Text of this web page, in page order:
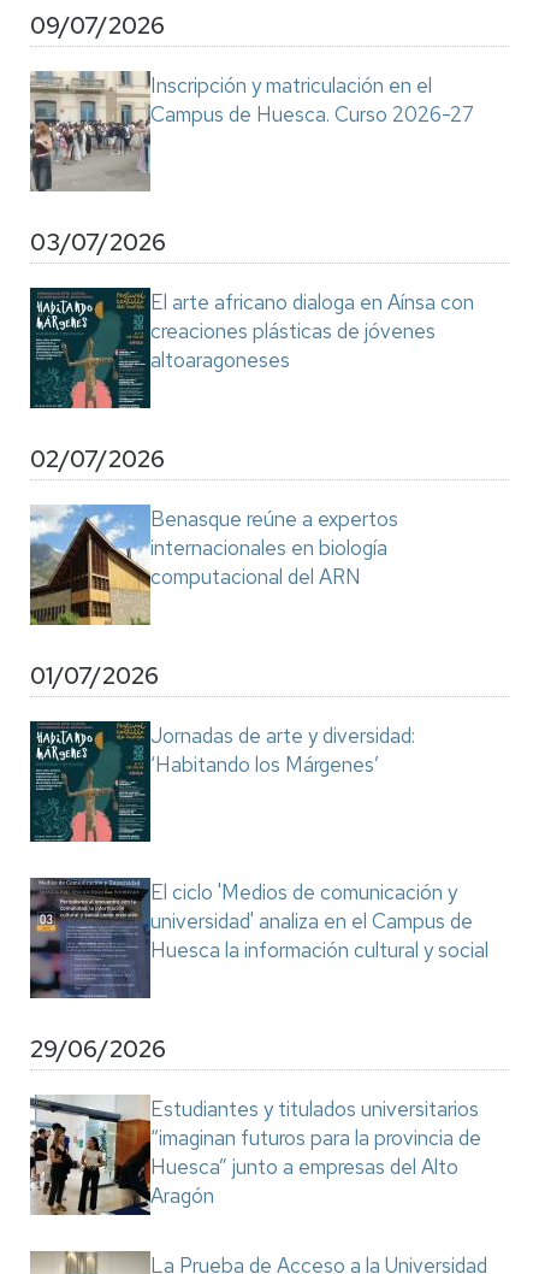
09/07/2026
Inscripción y matriculación en el
Campus de Huesca. Curso 2026-27
03/07/2026
El arte africano dialoga en Aínsa con
creaciones plásticas de jóvenes
altoaragoneses
02/07/2026
Benasque reúne a expertos
internacionales en biología
computacional del ARN
01/07/2026
Jornadas de arte y diversidad:
‘Habitando los Márgenes’
El ciclo 'Medios de comunicación y
universidad' analiza en el Campus de
Huesca la información cultural y social
29/06/2026
Estudiantes y titulados universitarios
“imaginan futuros para la provincia de
Huesca” junto a empresas del Alto
Aragón
La Prueba de Acceso a la Universidad